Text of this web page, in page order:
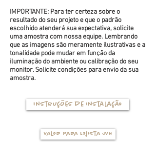
IMPORTANTE: Para ter certeza sobre o
resultado do seu projeto e que o padrão
escolhido atenderá sua expectativa, solicite
uma amostra com nossa equipe. Lembrando
que as imagens são meramente ilustrativas e a
tonalidade pode mudar em função da
iluminação do ambiente ou calibração do seu
monitor. Solicite condições para envio da sua
amostra.
Instruções de instalação
Valor para Lojista JVN